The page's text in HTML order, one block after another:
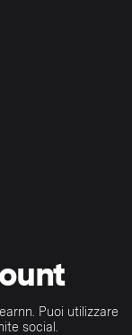
Puoi utilizzare
social.